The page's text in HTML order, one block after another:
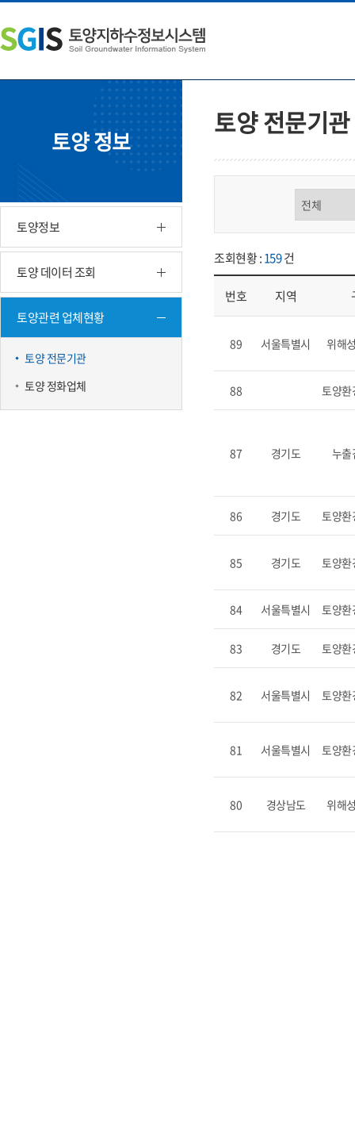
문
내
용
쪽
메
뉴
단
주
소
토양 정보
토양정보
토양 데이터 조회
토양관련 업체현황
토양 전문기관
토양 정화업체
토양 전문기관
조회현황 :159건
번호 지역
89 서울특별시 위해
88 토양환
87 경기도 누출
86 경기도 토양환
85 경기도 토양환
84 서울특별시 토양환
83 경기도 토양환
82 서울특별시 토양환
81 서울특별시 토양환
80 경상남도 위해